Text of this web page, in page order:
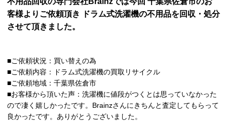
客様よりご依頼頂き ドラム式洗濯機の不用品を回収・処分
させて頂きました。
■ご依頼状況：買い替えの為
■ご依頼内容：ドラム式洗濯機の買取リサイクル
■ご依頼地域：千葉県佐倉市
■お客様から頂いた声：洗濯機に値段がつくとは思っていなかった
ので凄く嬉しかったです。Brainzさんにきちんと査定してもらって
良かったです。ありがとうございました。